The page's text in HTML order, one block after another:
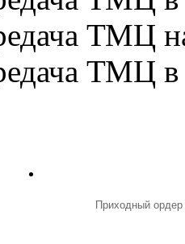
ТМЦ
ТМЦ в
Приходный ордер